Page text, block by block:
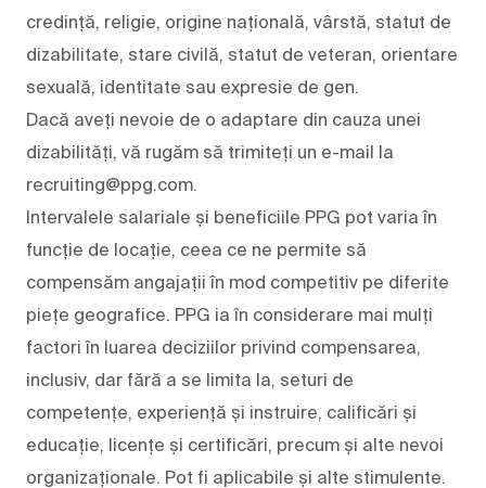
credință, religie, origine națională, vârstă, statut de
dizabilitate, stare civilă, statut de veteran, orientare
sexuală, identitate sau expresie de gen.
Dacă aveți nevoie de o adaptare din cauza unei
dizabilități, vă rugăm să trimiteți un e-mail la
recruiting@ppg.com.
Intervalele salariale și beneficiile PPG pot varia în
funcție de locație, ceea ce ne permite să
compensăm angajații în mod competitiv pe diferite
piețe geografice. PPG ia în considerare mai mulți
factori în luarea deciziilor privind compensarea,
inclusiv, dar fără a se limita la, seturi de
competențe, experiență și instruire, calificări și
educație, licențe și certificări, precum și alte nevoi
organizaționale. Pot fi aplicabile și alte stimulente.